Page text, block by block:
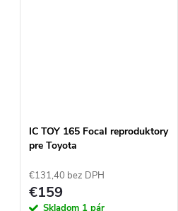
IC TOY 165 Focal reproduktory
pre Toyota
€131,40 bez DPH
€159
Skladom 1 pár